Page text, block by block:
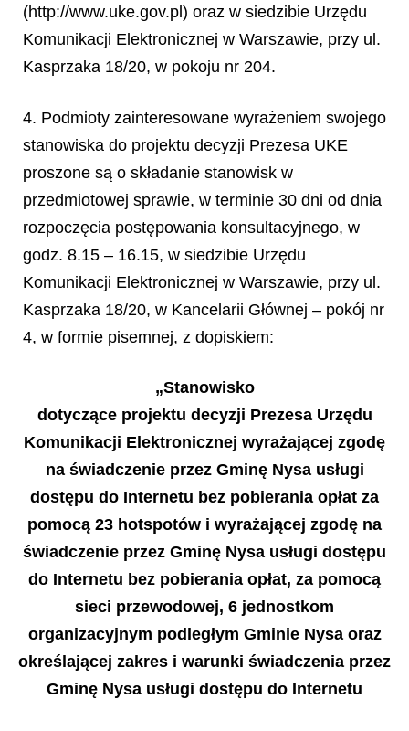
(http://www.uke.gov.pl) oraz w siedzibie Urzędu
Komunikacji Elektronicznej w Warszawie, przy ul.
Kasprzaka 18/20, w pokoju nr 204.
4. Podmioty zainteresowane wyrażeniem swojego
stanowiska do projektu decyzji Prezesa UKE
proszone są o składanie stanowisk w
przedmiotowej sprawie, w terminie 30 dni od dnia
rozpoczęcia postępowania konsultacyjnego, w
godz. 8.15 – 16.15, w siedzibie Urzędu
Komunikacji Elektronicznej w Warszawie, przy ul.
Kasprzaka 18/20, w Kancelarii Głównej – pokój nr
4, w formie pisemnej, z dopiskiem:
„Stanowisko
dotyczące projektu decyzji Prezesa Urzędu
Komunikacji Elektronicznej wyrażającej zgodę
na świadczenie przez Gminę Nysa usługi
dostępu do Internetu bez pobierania opłat za
pomocą 23 hotspotów i wyrażającej zgodę na
świadczenie przez Gminę Nysa usługi dostępu
do Internetu bez pobierania opłat, za pomocą
sieci przewodowej, 6 jednostkom
organizacyjnym podległym Gminie Nysa oraz
określającej zakres i warunki świadczenia przez
Gminę Nysa usługi dostępu do Internetu